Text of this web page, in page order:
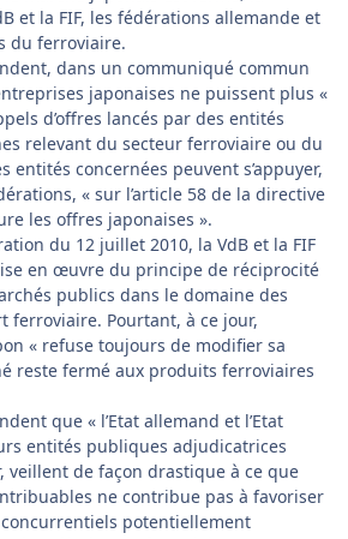
et la FIF, les fédérations allemande et
du ferroviaire.
dans un communiqué commun
japonaises ne puissent plus «
d’offres lancés par des entités
relevant du secteur ferroviaire ou du
entités concernées peuvent s’appuyer,
« sur l’article 58 de la directive
les offres japonaises ».
du 12 juillet 2010, la VdB et la FIF
en œuvre du principe de réciprocité
publics dans le domaine des
ferroviaire. Pourtant, à ce jour,
« refuse toujours de modifier sa
reste fermé aux produits ferroviaires
que « l’Etat allemand et l’Etat
entités publiques adjudicatrices
veillent de façon drastique à ce que
ne contribue pas à favoriser
potentiellement